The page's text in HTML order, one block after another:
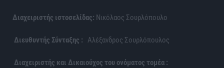
Διαχειριστής ιστοσελίδας: Νικόλαος Σουρλόπουλο
Διευθυντής Σύνταξης : Αλέξανδρος Σουρλόπουλος
Διαχειριστής και Δικαιούχος του ονόματος τομέα :